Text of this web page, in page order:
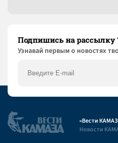
Подпишись на
Узнaвай первым о новостях
«Вести
Новости